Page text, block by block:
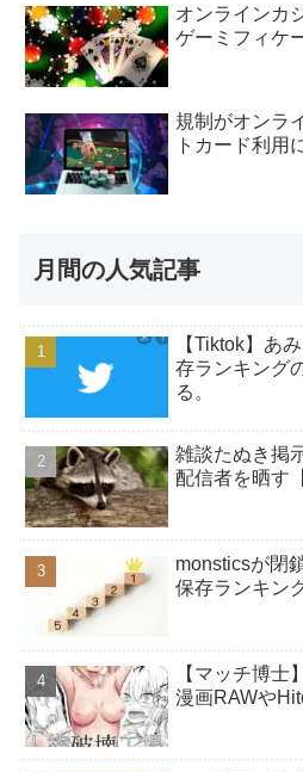
オンラインカ
ゲーミフィケ
規制がオンラ
トカード利用
月間の人気記事
【Tiktok】あ
存ランキング
る。
雑談たぬき掲
配信者を晒す
monsticsが閉
保存ランキン
【マッチ博士
漫画RAWや